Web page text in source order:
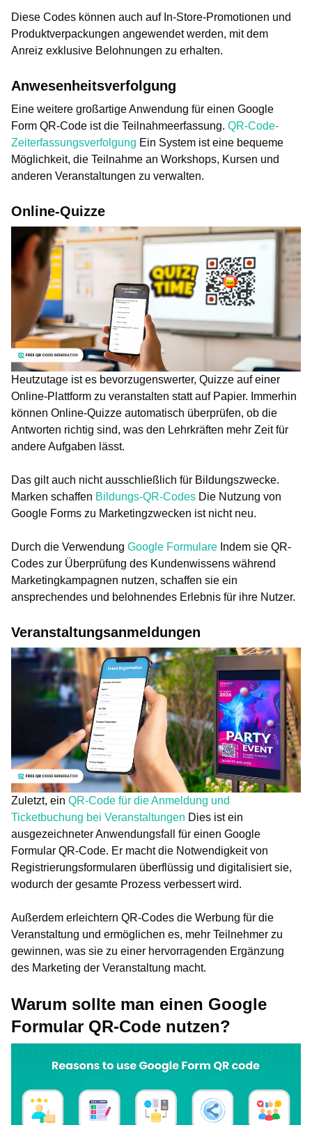
Diese Codes können auch auf In-Store-Promotionen und
Produktverpackungen angewendet werden, mit dem
Anreiz exklusive Belohnungen zu erhalten.
Anwesenheitsverfolgung
Eine weitere großartige Anwendung für einen Google
Form QR-Code ist die Teilnahmeerfassung. QR-Code-
Zeiterfassungsverfolgung Ein System ist eine bequeme
Möglichkeit, die Teilnahme an Workshops, Kursen und
anderen Veranstaltungen zu verwalten.
Online-Quizze
Heutzutage ist es bevorzugenswerter, Quizze auf einer
Online-Plattform zu veranstalten statt auf Papier. Immerhin
können Online-Quizze automatisch überprüfen, ob die
Antworten richtig sind, was den Lehrkräften mehr Zeit für
andere Aufgaben lässt.
Das gilt auch nicht ausschließlich für Bildungszwecke.
Marken schaffen Bildungs-QR-Codes Die Nutzung von
Google Forms zu Marketingzwecken ist nicht neu.
Durch die Verwendung Google Formulare Indem sie QR-
Codes zur Überprüfung des Kundenwissens während
Marketingkampagnen nutzen, schaffen sie ein
ansprechendes und belohnendes Erlebnis für ihre Nutzer.
Veranstaltungsanmeldungen
Zuletzt, ein QR-Code für die Anmeldung und
Ticketbuchung bei Veranstaltungen Dies ist ein
ausgezeichneter Anwendungsfall für einen Google
Formular QR-Code. Er macht die Notwendigkeit von
Registrierungsformularen überflüssig und digitalisiert sie,
wodurch der gesamte Prozess verbessert wird.
Außerdem erleichtern QR-Codes die Werbung für die
Veranstaltung und ermöglichen es, mehr Teilnehmer zu
gewinnen, was sie zu einer hervorragenden Ergänzung
des Marketing der Veranstaltung macht.
Warum sollte man einen Google
Formular QR-Code nutzen?